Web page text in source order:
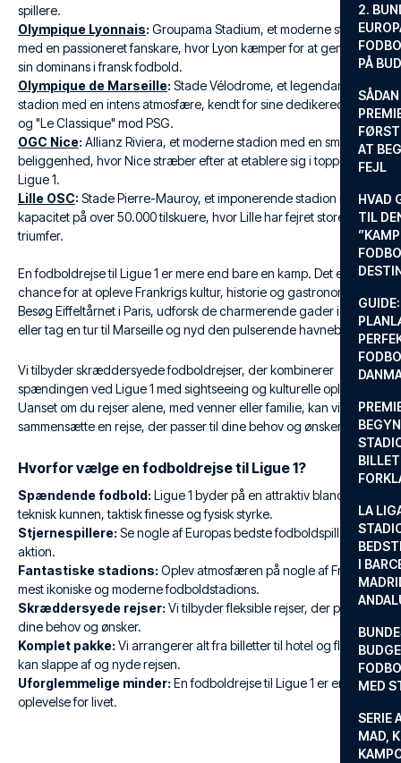
2.
PÅ
AT
FEJL
HVAD
TIL
LA
I
MED
SERIE
MAD,
spillere.
Olympique Lyonnais: Groupama Stadium, et moderne stadion
med en passioneret fanskare, hvor Lyon kæmper for at genvinde
sin dominans i fransk fodbold.
Olympique de Marseille: Stade Vélodrome, et legendarisk
stadion med en intens atmosfære, kendt for sine dedikerede fans
og "Le Classique" mod PSG.
OGC Nice: Allianz Riviera, et moderne stadion med en smuk
beliggenhed, hvor Nice stræber efter at etablere sig i toppen af
Ligue 1.
Lille OSC: Stade Pierre-Mauroy, et imponerende stadion med en
kapacitet på over 50.000 tilskuere, hvor Lille har fejret store
triumfer.
En fodboldrejse til Ligue 1 er mere end bare en kamp. Det er en
chance for at opleve Frankrigs kultur, historie og gastronomi.
Besøg Eiffeltårnet i Paris, udforsk de charmerende gader i Lyon,
eller tag en tur til Marseille og nyd den pulserende havneby.
Vi tilbyder skræddersyede fodboldrejser, der kombinerer
spændingen ved Ligue 1 med sightseeing og kulturelle oplevelser.
Uanset om du rejser alene, med venner eller familie, kan vi
sammensætte en rejse, der passer til dine behov og ønsker.
Hvorfor vælge en fodboldrejse til Ligue 1?
Spændende fodbold: Ligue 1 byder på en attraktiv blanding af
teknisk kunnen, taktisk finesse og fysisk styrke.
Stjernespillere: Se nogle af Europas bedste fodboldspillere i
aktion.
Fantastiske stadions: Oplev atmosfæren på nogle af Frankrigs
mest ikoniske og moderne fodboldstadions.
Skræddersyede rejser: Vi tilbyder fleksible rejser, der passer til
dine behov og ønsker.
Komplet pakke: Vi arrangerer alt fra billetter til hotel og fly, så du
kan slappe af og nyde rejsen.
Uforglemmelige minder: En fodboldrejse til Ligue 1 er en
oplevelse for livet.